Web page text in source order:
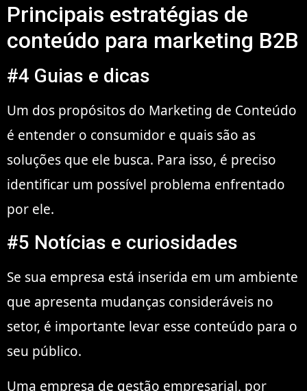
Principais estratégias de
conteúdo para marketing B2B
#4 Guias e dicas
Um dos propósitos do Marketing de Conteúdo
é entender o consumidor e quais são as
soluções que ele busca. Para isso, é preciso
identificar um possível problema enfrentado
por ele.
#5 Notícias e curiosidades
Se sua empresa está inserida em um ambiente
que apresenta mudanças consideráveis no
setor, é importante levar esse conteúdo para o
seu público.
Uma empresa de gestão empresarial, por